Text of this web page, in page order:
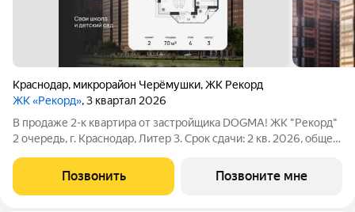
Краснодар, микрорайон Черёмушки,ЖК Рекорд
ЖК «Рекорд», 3 квартал 2026
В продаже 2-к квартира от застройщика DOGMA! ЖК "Рекорд"
2 очередь, г. Краснодар, Литер 3. Срок сдачи: 2 кв. 2026, общей
место вашего баланса. Город снаружи природа внутри.
Квартал с максимумом
Позвонить Позвоните мне